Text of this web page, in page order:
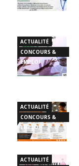
ACTUALITÉ
CONCOURS &
EMPLOI
ACTUALITÉ
CONCOURS &
EMPLOI
ACTUALITÉ